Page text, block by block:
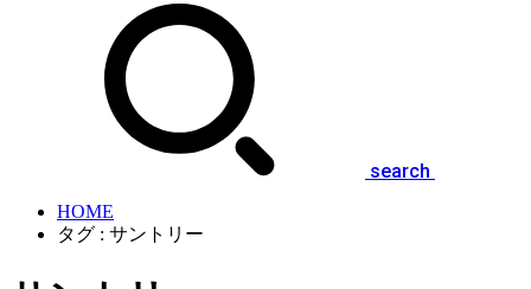
search
HOME
タグ : サントリー